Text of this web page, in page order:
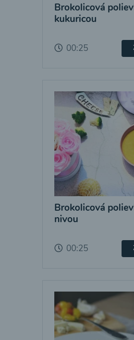
Brokolicová
kukuricou
00:25
Brokolicová
nivou
00:25